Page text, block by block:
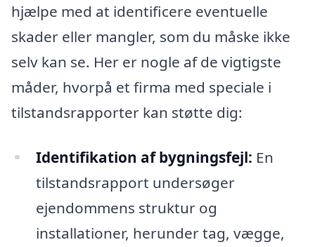
hjælpe med at identificere eventuelle
skader eller mangler, som du måske ikke
selv kan se. Her er nogle af de vigtigste
måder, hvorpå et firma med speciale i
tilstandsrapporter kan støtte dig:
Identifikation af bygningsfejl: En
tilstandsrapport undersøger
ejendommens struktur og
installationer, herunder tag, vægge,